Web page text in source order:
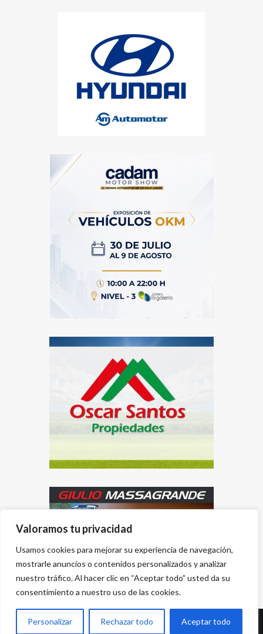
Valoramos tu privacidad
Usamos cookies para mejorar su experiencia de navegación,
mostrarle anuncios o contenidos personalizados y analizar
nuestro tráfico. Al hacer clic en “Aceptar todo” usted da su
consentimiento a nuestro uso de las cookies.
Personalizar Rechazar todo Aceptar todo
Desarrollado por